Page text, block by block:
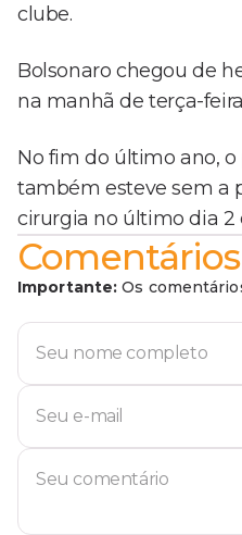
clube.
Bolsonaro chegou de
na manhã de terça-feira
No fim do último ano, o
também esteve sem a
cirurgia no último dia 2
Comentários
Importante: Os